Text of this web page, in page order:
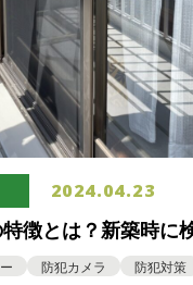
2024.04.23
徴とは？新築時に
します！
防犯カメラ 防犯対策